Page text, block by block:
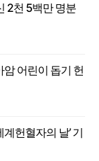
2천 5백만 명분
어린이 돕기 헌
헌혈자의 날’ 기